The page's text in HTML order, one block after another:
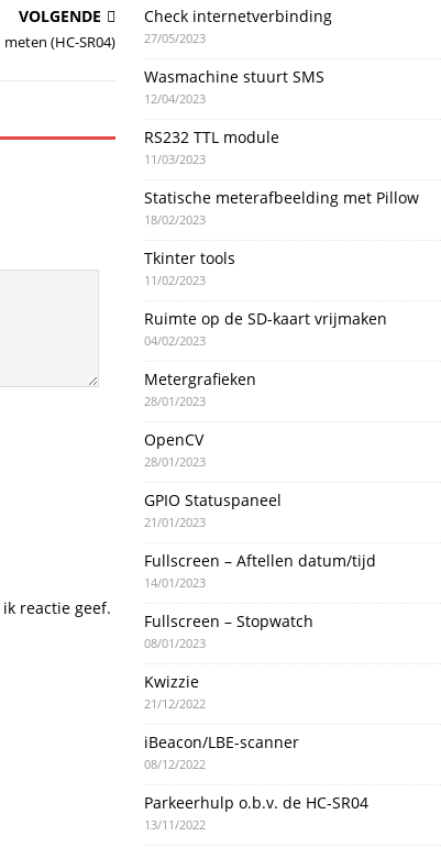
VOLGENDE
(HC-SR04)
reactie geef.
Check internetverbinding
27/05/2023
Wasmachine stuurt SMS
12/04/2023
RS232 TTL module
11/03/2023
Statische meterafbeelding met Pillow
18/02/2023
Tkinter tools
11/02/2023
Ruimte op de SD-kaart vrijmaken
04/02/2023
Metergrafieken
28/01/2023
OpenCV
28/01/2023
GPIO Statuspaneel
21/01/2023
Fullscreen – Aftellen datum/tijd
14/01/2023
Fullscreen – Stopwatch
08/01/2023
Kwizzie
21/12/2022
iBeacon/LBE-scanner
08/12/2022
Parkeerhulp o.b.v. de HC-SR04
13/11/2022